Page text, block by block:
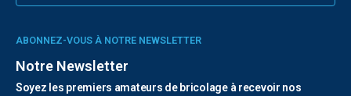
ABONNEZ-VOUS À NOTRE NEWSLETTER
Notre Newsletter
Soyez les premiers amateurs de bricolage à recevoir nos